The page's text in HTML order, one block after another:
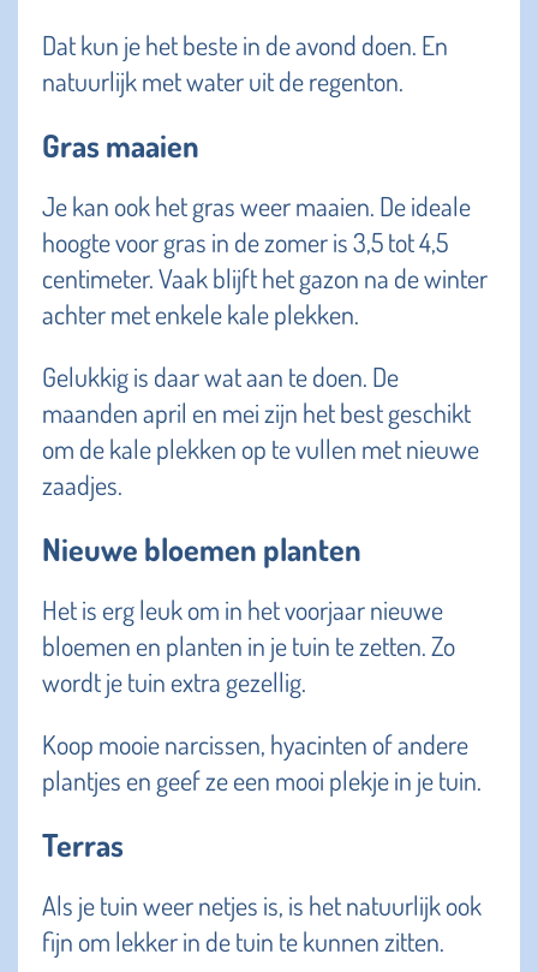
Dat kun je het beste in de avond doen. En
natuurlijk met water uit de regenton.
Gras maaien
Je kan ook het gras weer maaien. De ideale
hoogte voor gras in de zomer is 3,5 tot 4,5
centimeter. Vaak blijft het gazon na de winter
achter met enkele kale plekken.
Gelukkig is daar wat aan te doen. De
maanden april en mei zijn het best geschikt
om de kale plekken op te vullen met nieuwe
zaadjes.
Nieuwe bloemen planten
Het is erg leuk om in het voorjaar nieuwe
bloemen en planten in je tuin te zetten. Zo
wordt je tuin extra gezellig.
Koop mooie narcissen, hyacinten of andere
plantjes en geef ze een mooi plekje in je tuin.
Terras
Als je tuin weer netjes is, is het natuurlijk ook
fijn om lekker in de tuin te kunnen zitten.